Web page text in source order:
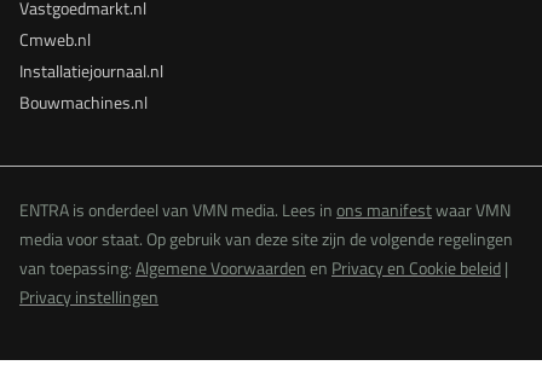
Vastgoedmarkt.nl
Cmweb.nl
Installatiejournaal.nl
Bouwmachines.nl
ENTRA is onderdeel van VMN media. Lees inons manifestwaar VMN
media voor staat. Op gebruik van deze site zijn de volgende regelingen
van toepassing:Algemene Voorwaardenen Privacy en Cookie beleid|
Privacy instellingen